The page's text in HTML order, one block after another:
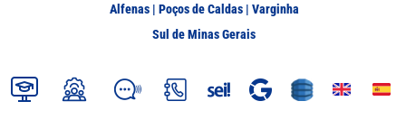
Alfenas | Poços de Caldas | Varginha
Sul de Minas Gerais